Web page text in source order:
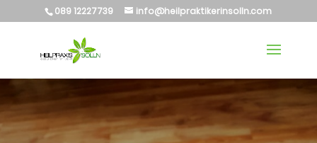
089 12227739 info@heilpraktikerinsolln.com